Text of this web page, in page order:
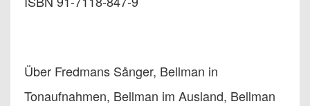
Über Fredmans Sånger, Bellman in
Tonaufnahmen, Bellman im Ausland, Bellman